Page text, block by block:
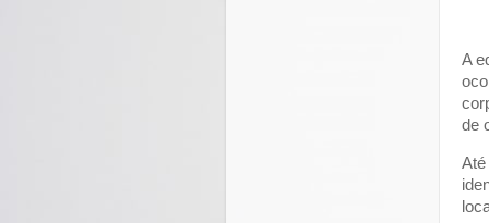
A
de
Até